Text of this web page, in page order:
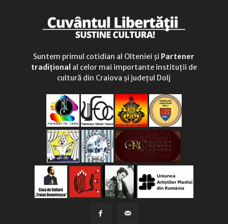
Suntem primul cotidian al Olteniei și Partener
tradițional al celor mai importante instituții de
cultură din Craiova și județul Dolj